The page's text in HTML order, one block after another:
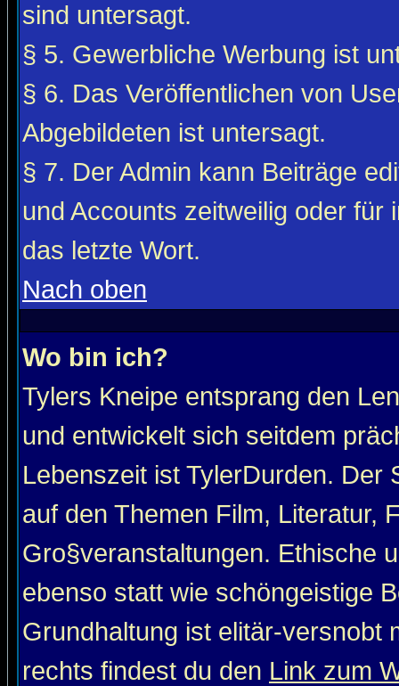
sind untersagt.
§ 5. Gewerbliche Werbung ist
§ 6. Das Veröffentlichen von
Abgebildeten ist untersagt.
§ 7. Der Admin kann Beiträge
und Accounts zeitweilig oder
das letzte Wort.
Nach oben
Wo bin ich?
Tylers Kneipe entsprang den
und entwickelt sich seitdem
Lebenszeit ist TylerDurden. Der
auf den Themen Film, Literatur,
Gro§veranstaltungen. Ethische
ebenso statt wie schöngeistige
Grundhaltung ist elitär-versnobt
rechts findest du den Link zum